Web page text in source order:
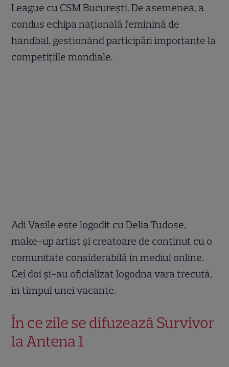
League cu CSM București. De asemenea, a
condus echipa națională feminină de
handbal, gestionând participări importante la
competițiile mondiale.
Adi Vasile este logodit cu Delia Tudose,
make-up artist și creatoare de conținut cu o
comunitate considerabilă în mediul online.
Cei doi și-au oficializat logodna vara trecută,
în timpul unei vacanțe.
În ce zile se difuzează Survivor
la Antena 1